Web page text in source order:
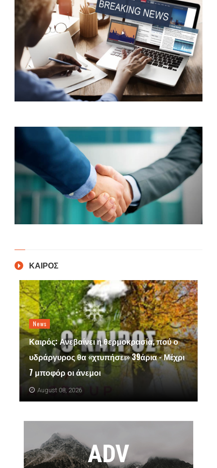
ΚΑΙΡΟΣ
News
Καιρός: Ανεβαίνει η θερμοκρασία, πού ο
υδράργυρος θα «χτυπήσει» 39άρια - Μέχρι
7 μποφόρ οι άνεμοι
August 08, 2026